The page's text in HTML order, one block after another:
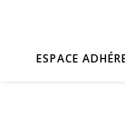
ESPACE